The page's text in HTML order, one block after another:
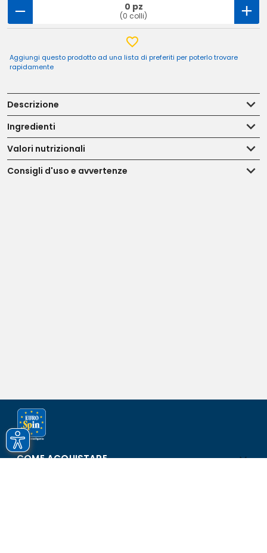
0 pz
(0 colli)
Aggiungi questo prodotto ad una lista di preferiti per poterlo trovare
rapidamente
Descrizione
Ingredienti
Valori nutrizionali
Consigli d'uso e avvertenze
COME ACQUISTARE